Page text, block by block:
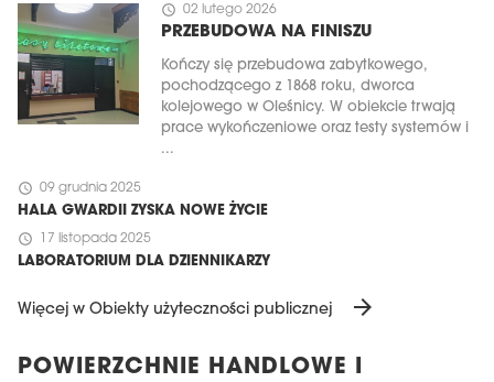
schedule 02 lutego 2026
PRZEBUDOWA NA FINISZU
Kończy się przebudowa zabytkowego,
pochodzącego z 1868 roku, dworca
kolejowego w Oleśnicy. W obiekcie trwają
prace wykończeniowe oraz testy systemów i
...
schedule 09 grudnia 2025
HALA GWARDII ZYSKA NOWE ŻYCIE
schedule 17 listopada 2025
LABORATORIUM DLA DZIENNIKARZY
Więcej w Obiekty użyteczności publicznej arrow_forward
POWIERZCHNIE HANDLOWE I